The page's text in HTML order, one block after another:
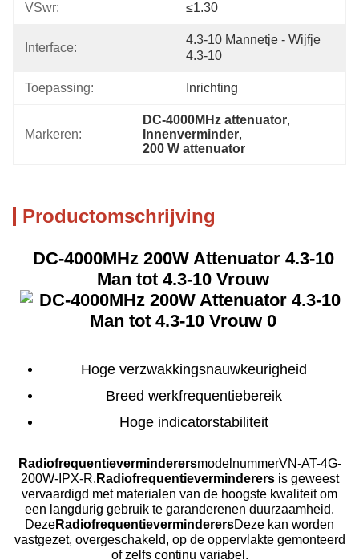
VSwr: ≤1.30
Interface:
4.3-10 Mannetje - Wijfje
4.3-10
Toepassing: Inrichting
Markeren:
DC-4000MHz attenuator,
Innenverminder,
200 W attenuator
Productomschrijving
DC-4000MHz 200W Attenuator 4.3-10
Man tot 4.3-10 Vrouw
Hoge verzwakkingsnauwkeurigheid
Breed werkfrequentiebereik
Hoge indicatorstabiliteit
RadiofrequentieverminderersmodelnummerVN-AT-4G-
200W-IPX-R. Radiofrequentieverminderers is geweest
vervaardigd met materialen van de hoogste kwaliteit om
een langdurig gebruik te garanderenen duurzaamheid.
DezeRadiofrequentieverminderersDeze kan worden
vastgezet, overgeschakeld, op de oppervlakte gemonteerd
of zelfs continu variabel.